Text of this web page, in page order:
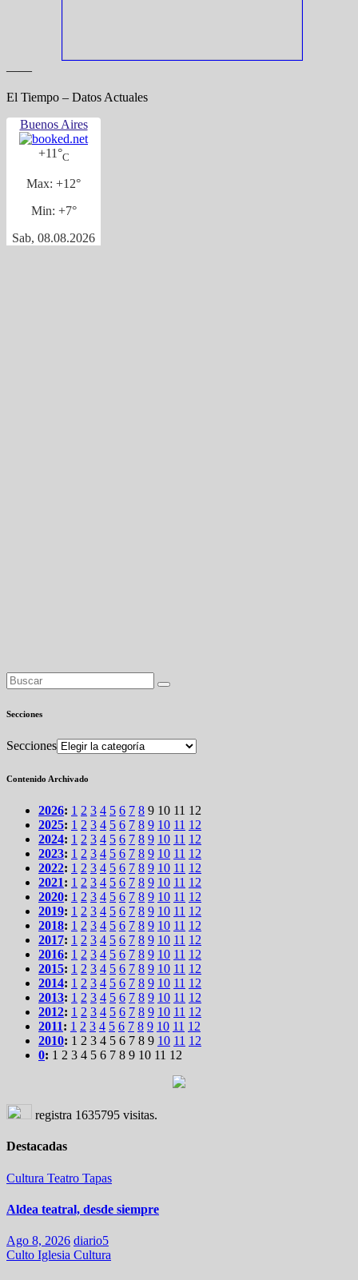
——
El Tiempo – Datos Actuales
Buenos Aires
+11°C
Max: +12°
Min: +7°
Sab, 08.08.2026
Secciones
Secciones
Contenido Archivado
2026: 1 2 3 4 5 6 7 8 9 10 11 12
2025: 1 2 3 4 5 6 7 8 9 10 11 12
2024: 1 2 3 4 5 6 7 8 9 10 11 12
2023: 1 2 3 4 5 6 7 8 9 10 11 12
2022: 1 2 3 4 5 6 7 8 9 10 11 12
2021: 1 2 3 4 5 6 7 8 9 10 11 12
2020: 1 2 3 4 5 6 7 8 9 10 11 12
2019: 1 2 3 4 5 6 7 8 9 10 11 12
2018: 1 2 3 4 5 6 7 8 9 10 11 12
2017: 1 2 3 4 5 6 7 8 9 10 11 12
2016: 1 2 3 4 5 6 7 8 9 10 11 12
2015: 1 2 3 4 5 6 7 8 9 10 11 12
2014: 1 2 3 4 5 6 7 8 9 10 11 12
2013: 1 2 3 4 5 6 7 8 9 10 11 12
2012: 1 2 3 4 5 6 7 8 9 10 11 12
2011: 1 2 3 4 5 6 7 8 9 10 11 12
2010: 1 2 3 4 5 6 7 8 9 10 11 12
0: 1 2 3 4 5 6 7 8 9 10 11 12
registra 1635795 visitas.
Destacadas
Cultura Teatro Tapas
Aldea teatral, desde siempre
Ago 8, 2026 diario5
Culto Iglesia Cultura